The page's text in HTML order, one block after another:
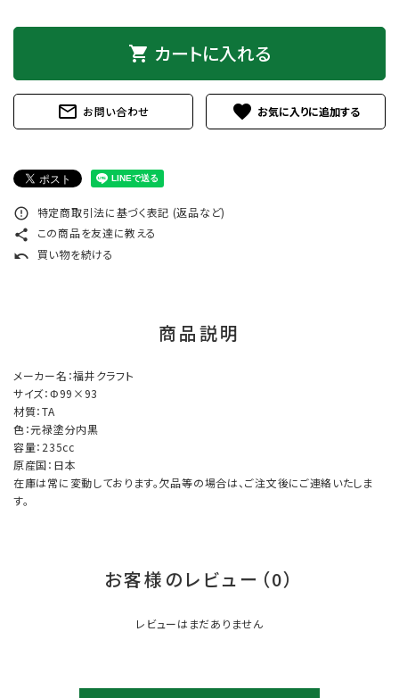
shopping_cart カートに入れる
mail_outline お問い合わせ favorite
error_outline 特定商取引法に基づく表記 (返品など)
share この商品を友達に教える
undo 買い物を続ける
商品説明
メーカー名：福井クラフト
サイズ：Φ99×93
材質：TA
色：元禄塗分内黒
容量：235cc
原産国：日本
在庫は常に変動しております。欠品等の場合は、ご注文後にご連絡いたしま
す。
お客様のレビュー（0）
レビューはまだありません